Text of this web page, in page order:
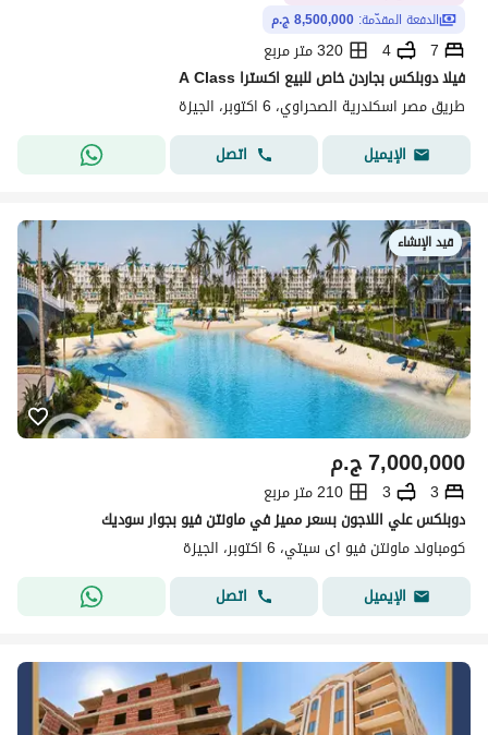
الدفعة المقدّمة: 8,500,000 ج.م
7
4
320 متر مربع
فيلا دوبلكس بجاردن خاص للبيع اكسترا A Class
طريق مصر اسكندرية الصحراوي، 6 اكتوبر، الجيزة
الإيميل
اتصل
قيد الإنشاء
ج.م7,000,000
3
3
210 متر مربع
دوبلكس علي اللاجون بسعر مميز في ماونتن فيو بجوار سوديك
كومباوند ماونتن فيو اى سيتي، 6 اكتوبر، الجيزة
الإيميل
اتصل